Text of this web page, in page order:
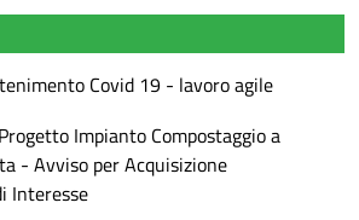
Covid 19 - lavoro agile
Impianto Compostaggio a
- Avviso per Acquisizione
Interesse